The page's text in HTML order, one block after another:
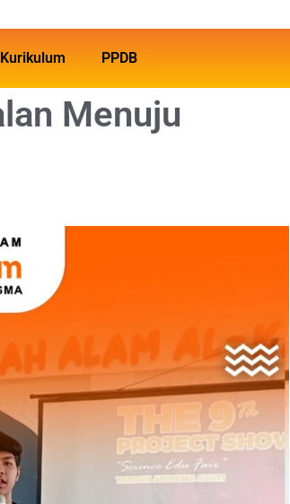
Kurikulum PPDB
Menuju